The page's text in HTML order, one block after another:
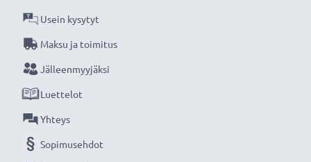
tehokkuuden varmistamiseksi. Tilaa nyt, 3 vuoden
takuu!
Usein kysytyt
Maksu ja toimitus
Jälleenmyyjäksi
Luettelot
Yhteys
Sopimusehdot